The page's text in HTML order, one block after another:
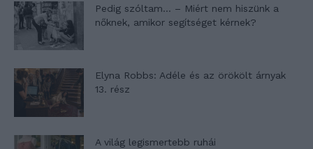
Pedig szóltam… – Miért nem hiszünk a
nőknek, amikor segítséget kérnek?
Elyna Robbs: Adéle és az örökölt árnyak
13. rész
A világ legismertebb ruhái